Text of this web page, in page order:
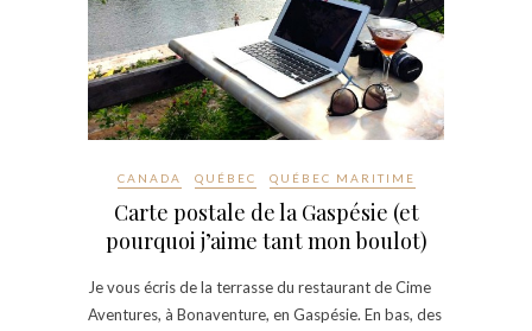
CANADA QUÉBEC QUÉBEC MARITIME
Carte postale de la Gaspésie (et
pourquoi j’aime tant mon boulot)
Je vous écris de la terrasse du restaurant de Cime
Aventures, à Bonaventure, en Gaspésie. En bas, des